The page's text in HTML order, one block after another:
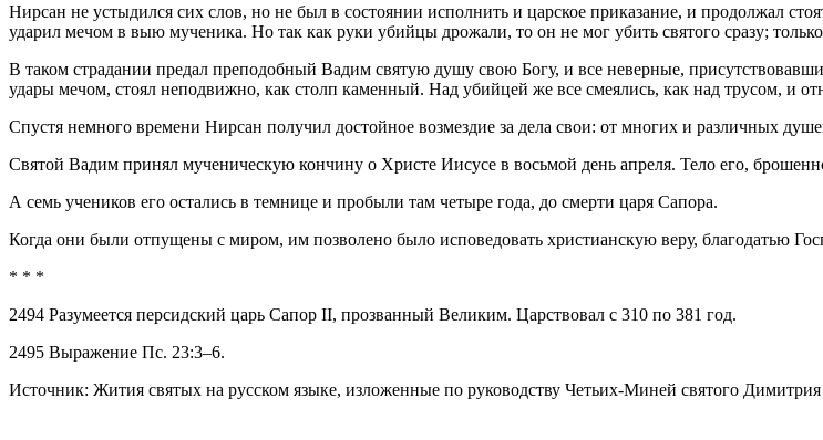
Нирсан не устыдился сих слов, но не был в состоянии исполнить и царское приказание, и продолжал
ударил мечом в выю мученика. Но так как руки убийцы дрожали, то он не мог убить святого сразу; только
В таком страдании предал преподобный Вадим святую душу свою Богу, и все неверные,
удары мечом, стоял неподвижно, как столп каменный. Над убийцей же все смеялись, как над трусом, и
Спустя немного времени Нирсан получил достойное возмездие за дела свои: от многих и различных
Святой Вадим принял мученическую кончину о Христе Иисусе в восьмой день апреля. Тело его,
А семь учеников его остались в темнице и пробыли там четыре года, до смерти царя Сапора.
Когда они были отпущены с миром, им позволено было исповедовать христианскую веру, благодатью
* * *
2494 Разумеется персидский царь Сапор II, прозванный Великим. Царствовал с 310 по 381 год.
2495 Выражение Пс. 23:3–6.
Источник: Жития святых на русском языке, изложенные по руководству Четьих-Миней святого